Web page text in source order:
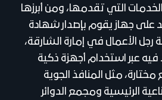
التي تقدمها، ومن أبرزها
على جهاز يقوم بإصدار شهادة
رجل الأعمال في إمارة الشارقة،
عبر استخدام أجهزة ذكية
مثل المنافذ الجوية
الرئيسية ومجمع الدوائر